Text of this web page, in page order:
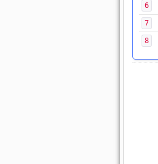
6
7
8